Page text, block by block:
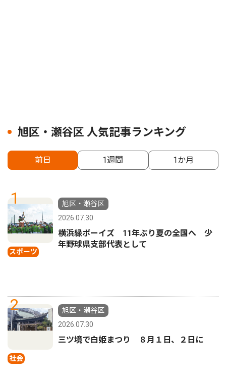
旭区・瀬谷区 人気記事ランキング
前日 1週間 1か月
1
スポーツ
旭区・瀬谷区
2026.07.30
横浜緑ボーイズ 11年ぶり夏の全国へ 少
年野球県支部代表として
2
社会
旭区・瀬谷区
2026.07.30
三ツ境で白姫まつり ８月１日、２日に